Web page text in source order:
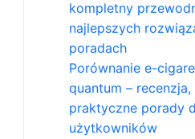
kompletny
najlepszych
poradach
Porównanie e-
quantum –
praktyczne porady
użytkowników